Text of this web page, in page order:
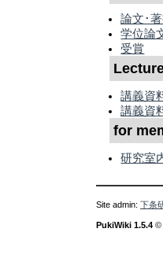
論文･
学位論
受賞
講義資
講義資
for
研究室
Site admin: 下条
PukiWiki 1.5.4 ©